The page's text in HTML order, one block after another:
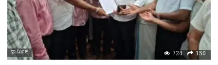
ಧಾರ್ಮಿಕ 724 150